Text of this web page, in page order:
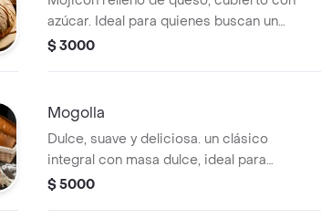
azúcar. Ideal para quienes buscan un
equilibrio entre dulce y salado.
$ 3000
Mogolla
Dulce, suave y deliciosa. un clásico
integral con masa dulce, ideal para
acompañar el café de la tarde.(paquete
$ 5000